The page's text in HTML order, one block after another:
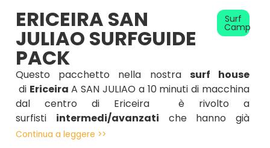
ERICEIRA SAN
JULIAO SURFGUIDE
PACK
Surf
Camp
Questo pacchetto nella nostra surf house
di Ericeira A SAN JULIAO a 10 minuti di macchina
dal centro di Ericeira è rivolto a
surfisti intermedi/avanzati che hanno già
frequentato dei surfcamps, conoscono le
Continua a leggere >>